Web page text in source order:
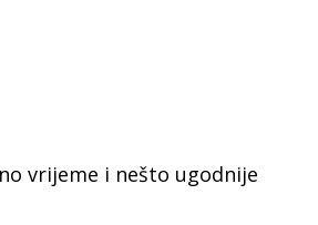
vrijeme i nešto ugodnije